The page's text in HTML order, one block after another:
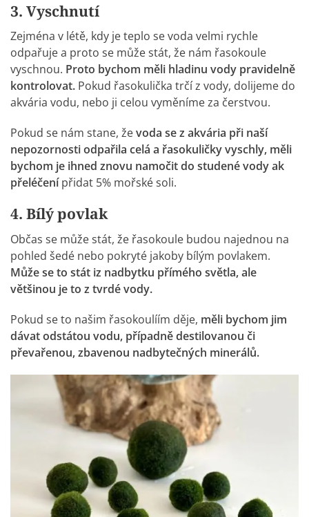
3. Vyschnutí
Zejména v létě, kdy je teplo se voda velmi rychle
odpařuje a proto se může stát, že nám řasokoule
vyschnou. Proto bychom měli hladinu vody pravidelně
kontrolovat. Pokud řasokulička trčí z vody, dolijeme do
akvária vodu, nebo ji celou vyměníme za čerstvou.
Pokud se nám stane, ževoda se z akvária při naší
nepozornosti odpařila celá a řasokuličky vyschly, měli
bychom je ihned znovu namočit do studené vody ak
přeléčenípřidat 5% mořské soli.
4. Bílý povlak
Občas se může stát, že řasokoule budou najednou na
pohled šedé nebo pokryté jakoby bílým povlakem.
Může se to stát iz nadbytku přímého světla, ale
většinou je to z tvrdé vody.
Pokud se to našim řasokoulíím děje, měli bychom jim
dávat odstátou vodu, případně destilovanou či
převařenou, zbavenou nadbytečných minerálů.